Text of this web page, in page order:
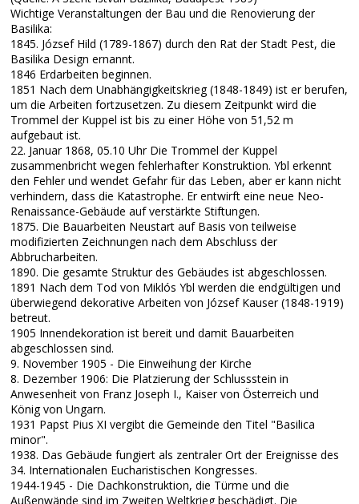
Wichtige Veranstaltungen der Bau und die Renovierung der
Basilika:
1845. József Hild (1789-1867) durch den Rat der Stadt Pest, die
Basilika Design ernannt.
1846 Erdarbeiten beginnen.
1851 Nach dem Unabhängigkeitskrieg (1848-1849) ist er berufen,
um die Arbeiten fortzusetzen. Zu diesem Zeitpunkt wird die
Trommel der Kuppel ist bis zu einer Höhe von 51,52 m
aufgebaut ist.
22. Januar 1868, 05.10 Uhr Die Trommel der Kuppel
zusammenbricht wegen fehlerhafter Konstruktion. Ybl erkennt
den Fehler und wendet Gefahr für das Leben, aber er kann nicht
verhindern, dass die Katastrophe. Er entwirft eine neue Neo-
Renaissance-Gebäude auf verstärkte Stiftungen.
1875. Die Bauarbeiten Neustart auf Basis von teilweise
modifizierten Zeichnungen nach dem Abschluss der
Abbrucharbeiten.
1890. Die gesamte Struktur des Gebäudes ist abgeschlossen.
1891 Nach dem Tod von Miklós Ybl werden die endgültigen und
überwiegend dekorative Arbeiten von József Kauser (1848-1919)
betreut.
1905 Innendekoration ist bereit und damit Bauarbeiten
abgeschlossen sind.
9. November 1905 - Die Einweihung der Kirche
8. Dezember 1906: Die Platzierung der Schlussstein in
Anwesenheit von Franz Joseph I., Kaiser von Österreich und
König von Ungarn.
1931 Papst Pius XI vergibt die Gemeinde den Titel "Basilica
minor".
1938. Das Gebäude fungiert als zentraler Ort der Ereignisse des
34. Internationalen Eucharistischen Kongresses.
1944-1945 - Die Dachkonstruktion, die Türme und die
Außenwände sind im Zweiten Weltkrieg beschädigt. Die